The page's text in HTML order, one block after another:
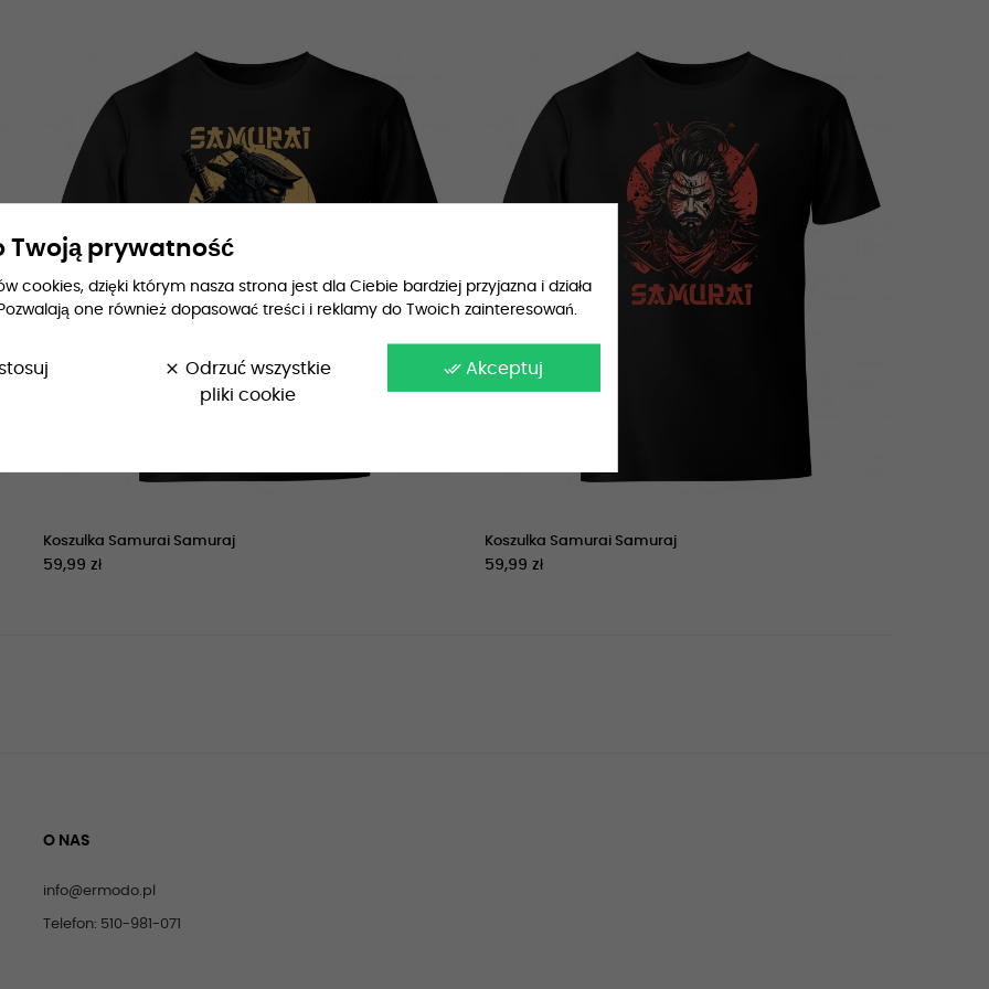
Koszulka Samurai Samuraj
59,99 zł
Koszulka Samurai Samuraj
59,99 zł
O NAS
info@ermodo.pl
Telefon: 510-981-071
Twoją prywatność
cookies, dzięki którym nasza strona jest dla Ciebie bardziej przyjazna i działa
one również dopasować treści i reklamy do Twoich zainteresowań.
done_all Akceptuj
clear Odrzuć wszystkie
pliki cookie